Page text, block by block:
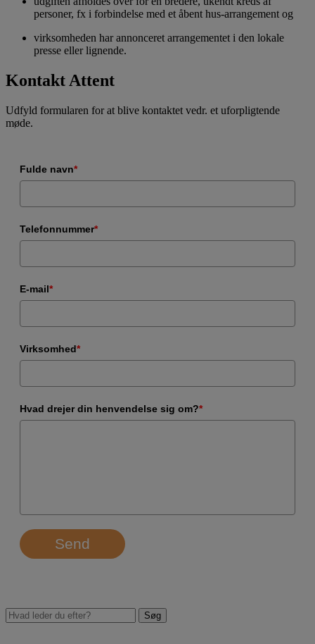
personer, fx i forbindelse med et åbent hus-arrangement og
virksomheden har annonceret arrangementet i den lokale
presse eller lignende.
Kontakt Attent
Udfyld formularen for at blive kontaktet vedr. et uforpligtende
møde.
Fulde navn*
Telefonnummer*
E-mail*
Virksomhed*
Hvad drejer din henvendelse sig om?*
Send